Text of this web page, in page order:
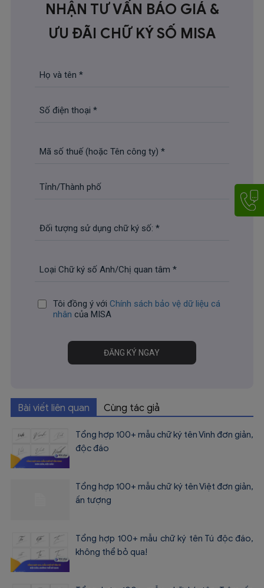
NHẬN TƯ VẤN BÁO GIÁ &
ƯU ĐÃI CHỮ KÝ SỐ MISA
Tôi đồng ý với Chính sách bảo vệ dữ liệu cá
nhân của MISA
Bài viết liên quan Cùng tác giả
Tổng hợp 100+ mẫu chữ ký tên Vinh đơn giản,
độc đáo
Tổng hợp 100+ mẫu chữ ký tên Việt đơn giản,
ấn tượng
Tổng hợp 100+ mẫu chữ ký tên Tú độc đáo,
không thể bỏ qua!